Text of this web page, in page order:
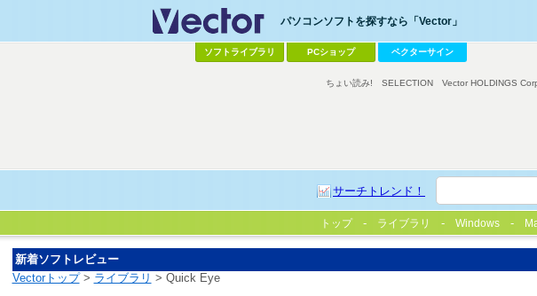
パソコンソフトを探すなら「Vector」
ソフトライブラリ PCショップ ベクターサイン
サーチトレンド！
ちょい読み! SELECTION Vector HOLDINGS
トップ ライブラリ Windows
新着ソフトレビュー
Vectorトップ> ライブラリ > Quick Eye